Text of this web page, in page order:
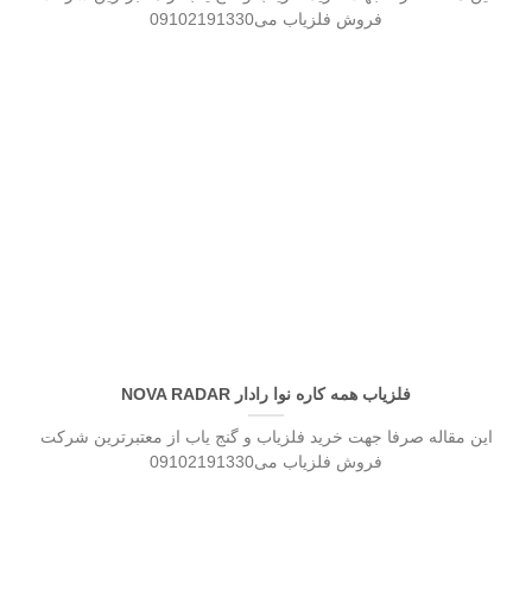
فروش فلزیاب می09102191330
فلزیاب همه کاره نوا رادار NOVA RADAR
این مقاله صرفا جهت خرید فلزیاب و گنج یاب از معتبرترین شرکت
فروش فلزیاب می09102191330